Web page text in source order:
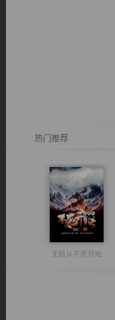
热门推荐
无敌从不死开始